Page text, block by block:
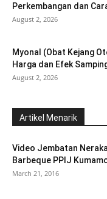
Perkembangan dan
August 2, 2026
Myonal (Obat Kejang
Harga dan Efek
August 2, 2026
Artikel Menarik
Video Jembatan
Barbeque PPIJ
March 21, 2016